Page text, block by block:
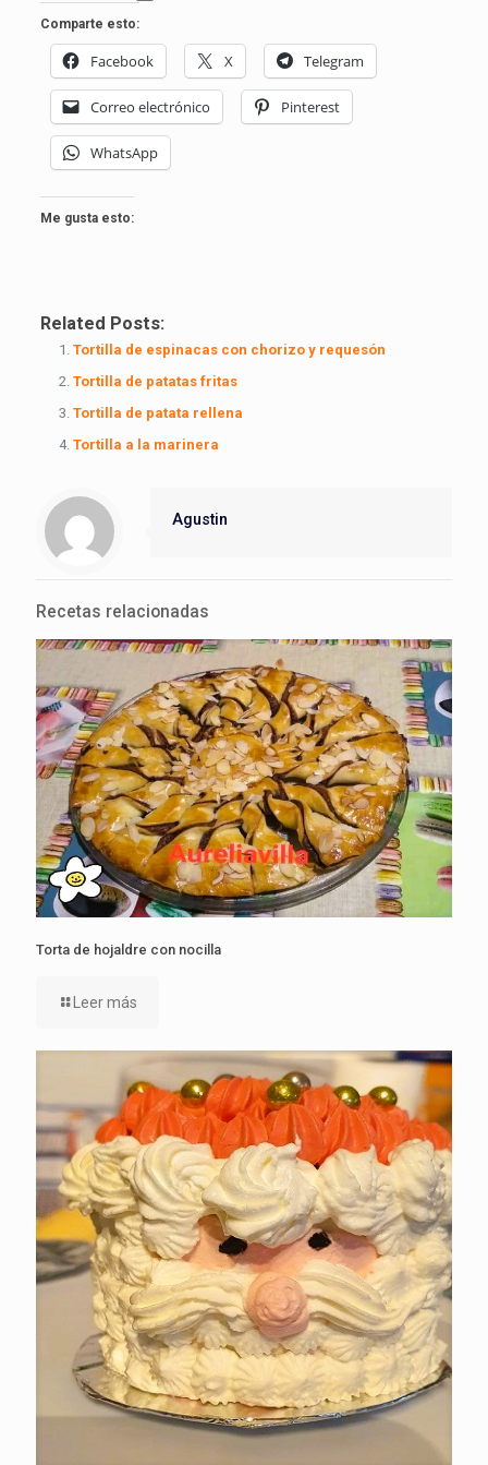
Comparte esto:
Facebook X Telegram
Correo electrónico Pinterest
WhatsApp
Me gusta esto:
Related Posts:
Tortilla de espinacas con chorizo y requesón
Tortilla de patatas fritas
Tortilla de patata rellena
Tortilla a la marinera
Agustin
Recetas relacionadas
Torta de hojaldre con nocilla
Leer más